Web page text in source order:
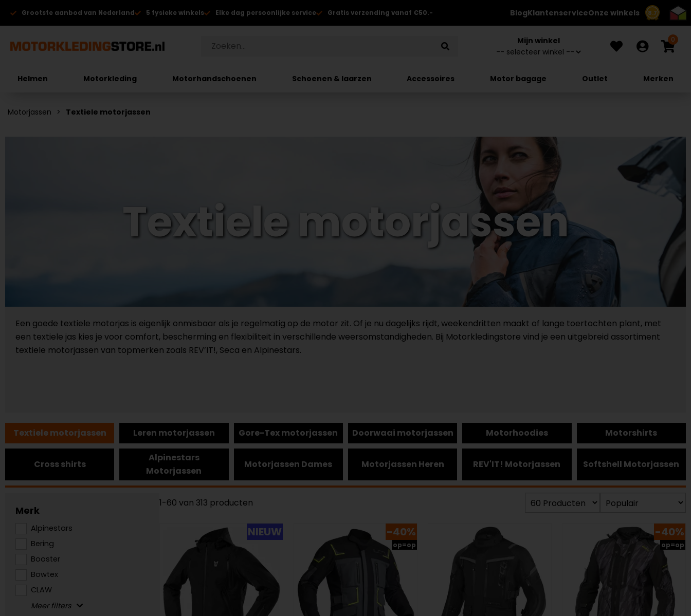
8.7
Grootste aanbod van Nederland 5 fysieke winkels Elke dag persoonlijke service Gratis verzending vanaf €50.- BlogKlantenserviceOnze winkels
Mijn winkel 0
Helmen Motorkleding Motorhandschoenen Schoenen & laarzen Accessoires Motor bagage Outlet Merken
Motorjassen Textiele motorjassen
Textiele motorjassen
Een goede textiele motorjas is eigenlijk onmisbaar als je regelmatig op de motor zit. Of je nu dagelijks rijdt, weekendritten maakt of lange toertochten plant, met
een textiele jas kies je voor comfort, bescherming en flexibiliteit in verschillende weersomstandigheden. Bij Motorkledingstore vind je een uitgebreid assortiment
textiele motorjassen van topmerken zoals REV’IT!, Seca en Alpinestars.
Textiele motorjassen Leren motorjassen Gore-Tex motorjassen Doorwaai motorjassen Motorhoodies Motorshirts
Cross shirts
Alpinestars
Motorjassen
Motorjassen Dames Motorjassen Heren REV'IT! Motorjassen Softshell Motorjassen
Merk
Alpinestars
Bering
Booster
Bowtex
CLAW
1-60 van 313 producten
NIEUW -40%
op=op
-40%
op=op